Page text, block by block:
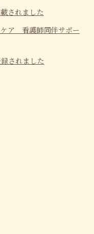
されました
ア 看護師同伴サポー
されました